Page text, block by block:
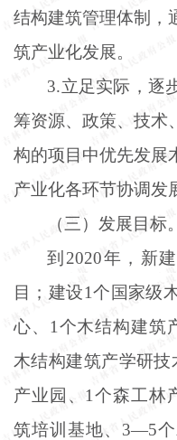
结构建筑管理体制，
筑产业化发展。
3.立足实际，逐
筹资源、政策、技术
构的项目中优先发展
产业化各环节协调发
（三）发展目标。
到 2020年，新
目；建设1个国家级
心、1个木结构建筑
木结构建筑产学研
产业园、1个森工林
筑培训基地、3—5